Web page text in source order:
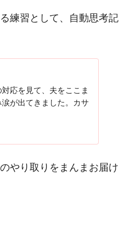
練習として、自動思考記
応を見て、夫をここま
が出てきました。カサ
やり取りをまんまお届け